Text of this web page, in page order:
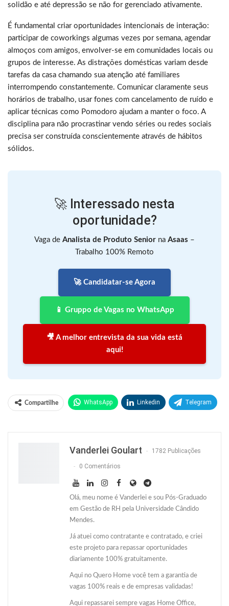
solidão e até depressão se não for gerenciado ativamente.
É fundamental criar oportunidades intencionais de interação:
participar de coworkings algumas vezes por semana, agendar
almoços com amigos, envolver-se em comunidades locais ou
grupos de interesse. As distrações domésticas variam desde
tarefas da casa chamando sua atenção até familiares
interrompendo constantemente. Comunicar claramente seus
horários de trabalho, usar fones com cancelamento de ruído e
aplicar técnicas como Pomodoro ajudam a manter o foco. A
disciplina para não procrastinar vendo séries ou redes sociais
precisa ser construída conscientemente através de hábitos
sólidos.
🚀 Interessado nesta
oportunidade?
Vaga de Analista de Produto Senior na Asaas –
Trabalho 100% Remoto
🚀 Candidatar-se Agora
📱 Gruppo de Vagas no WhatsApp
🎥 A melhor entrevista da sua vida está
aqui!
Compartilhe WhatsApp Linkedin Telegram
Vanderlei Goulart 1782 Publicações
0 Comentários
Olá, meu nome é Vanderlei e sou Pós-Graduado
em Gestão de RH pela Universidade Cândido
Mendes.
Já atuei como contratante e contratado, e criei
este projeto para repassar oportunidades
diariamente 100% gratuitamente.
Aqui no Quero Home você tem a garantia de
vagas 100% reais e de empresas validadas!
Aqui repassarei sempre vagas Home Office,